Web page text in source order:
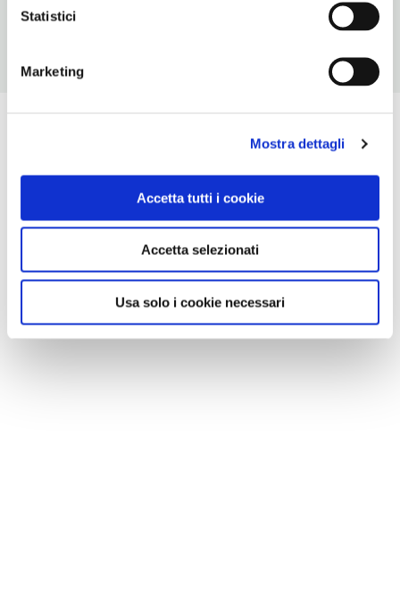
Statistici
Marketing
Mostra dettagli
Accetta tutti i cookie
Accetta selezionati
Usa solo i cookie necessari